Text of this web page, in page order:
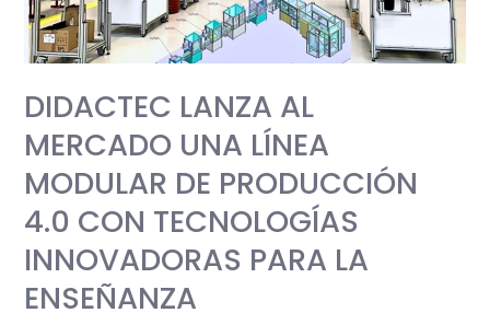
DIDACTEC LANZA AL
MERCADO UNA LÍNEA
MODULAR DE PRODUCCIÓN
4.0 CON TECNOLOGÍAS
INNOVADORAS PARA LA
ENSEÑANZA
MERCADO
UNA
MODULAR
DE
PRODUCCIÓN
4.0
CON
TECNOLOGÍAS
INNOVADORAS
PARA